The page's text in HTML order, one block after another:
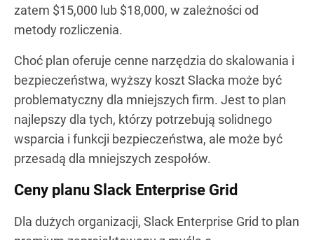
zatem $15,000 lub $18,000, w zależności od
metody rozliczenia.
Choć plan oferuje cenne narzędzia do skalowania i
bezpieczeństwa, wyższy koszt Slacka może być
problematyczny dla mniejszych firm. Jest to plan
najlepszy dla tych, którzy potrzebują solidnego
wsparcia i funkcji bezpieczeństwa, ale może być
przesadą dla mniejszych zespołów.
Ceny planu Slack Enterprise Grid
Dla dużych organizacji, Slack Enterprise Grid to plan